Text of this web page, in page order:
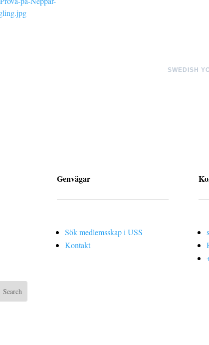
SWEDISH
Genvägar
Sök medlemsskap i USS
Kontakt